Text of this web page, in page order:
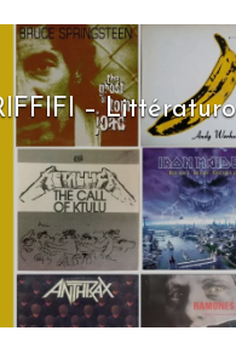
– Seven